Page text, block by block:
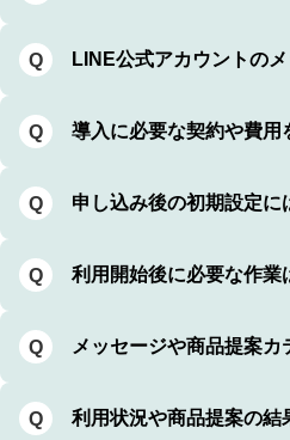
Q LINE公式アカウントの
Q 導入に必要な契約や費用
Q 申し込み後の初期設定に
Q 利用開始後に必要な作業
Q メッセージや商品提案カ
Q 利用状況や商品提案の結